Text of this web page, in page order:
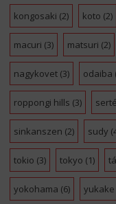
kongosaki (2) koto (2)
macuri (3) matsuri (2)
nagykovet(3) odaiba
roppongi hills (3)
sinkanszen (2) sudy
tokio (3) tokyo (1)
yokohama (6) yukake